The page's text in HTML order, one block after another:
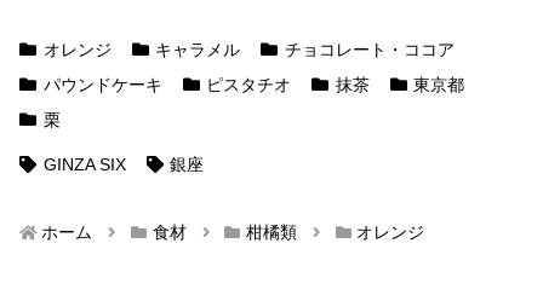
オレンジ キャラメル
チョコレート・ココア
パウンドケーキ
ピスタチオ 抹茶
東京都
栗
GINZA SIX 銀座
ホーム 食材 柑橘類 オレンジ